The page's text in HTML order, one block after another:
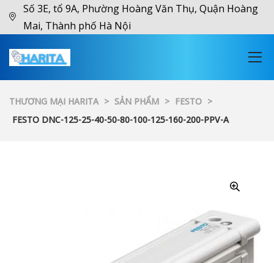
Số 3E, tổ 9A, Phường Hoàng Văn Thụ, Quận Hoàng
Mai, Thành phố Hà Nội
THƯƠNG MẠI HARITA > SẢN PHẨM > FESTO >
FESTO DNC-125-25-40-50-80-100-125-160-200-PPV-A